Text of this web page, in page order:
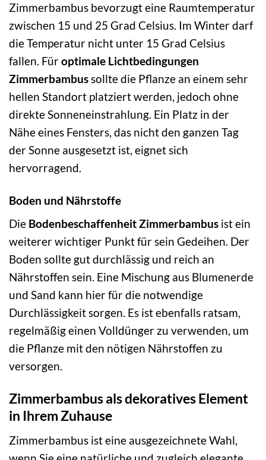
Zimmerbambus bevorzugt eine Raumtemperatur
zwischen 15 und 25 Grad Celsius. Im Winter darf
die Temperatur nicht unter 15 Grad Celsius
fallen. Füroptimale Lichtbedingungen
Zimmerbambussollte die Pflanze an einem sehr
hellen Standort platziert werden, jedoch ohne
direkte Sonneneinstrahlung. Ein Platz in der
Nähe eines Fensters, das nicht den ganzen Tag
der Sonne ausgesetzt ist, eignet sich
hervorragend.
Boden und Nährstoffe
Die Bodenbeschaffenheit Zimmerbambus ist ein
weiterer wichtiger Punkt für sein Gedeihen. Der
Boden sollte gut durchlässig und reich an
Nährstoffen sein. Eine Mischung aus Blumenerde
und Sand kann hier für die notwendige
Durchlässigkeit sorgen. Es ist ebenfalls ratsam,
regelmäßig einen Volldünger zu verwenden, um
die Pflanze mit den nötigen Nährstoffen zu
versorgen.
Zimmerbambus als dekoratives Element
in Ihrem Zuhause
Zimmerbambus ist eine ausgezeichnete Wahl,